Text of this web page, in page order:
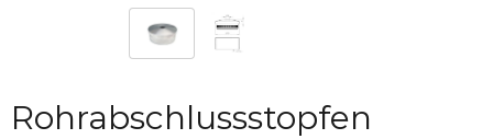
Rohrabschlussstopfen